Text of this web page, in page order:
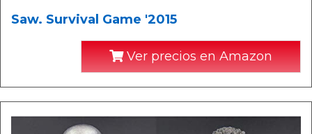
Saw. Survival Game '2015
Ver precios en Amazon